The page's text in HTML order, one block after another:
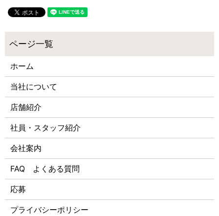
ホーム
当社について
店舗紹介
社員・スタッフ紹介
会社案内
FAQ よくある質問
応募
プライバシーポリシー